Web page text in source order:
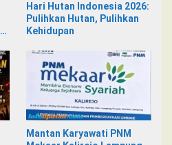
Hari Hutan Indonesia 2026:
Pulihkan Hutan, Pulihkan
Kehidupan
Mantan Karyawati PNM